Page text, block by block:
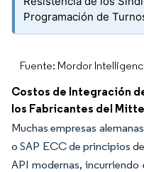
Programación de
Fuente: Mordor
Costos de Integración
los Fabricantes del
Muchas empresas
o SAP ECC de principios
API modernas,